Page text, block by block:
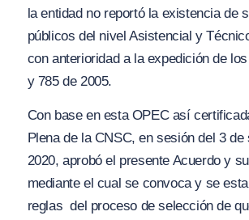
la entidad no reportó la existencia de
públicos del nivel Asistencial y
con anterioridad a la expedición de
y 785 de 2005.
Con base en esta OPEC así
Plena de la CNSC, en sesión del 3
2020, aprobó el presente Acuerdo y
mediante el cual se convoca y se
reglas del proceso de selección de